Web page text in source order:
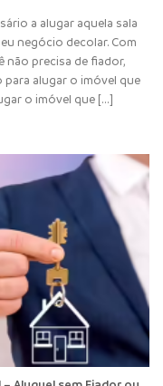
a alugar aquela sala
negócio decolar. Com
não precisa de fiador,
alugar o imóvel que
o imóvel que [...]